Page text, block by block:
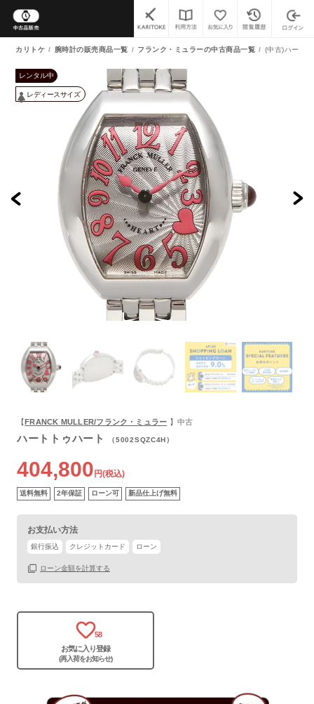
カリトケ 腕時計の販売商品一覧 フランク・ミュラーの中古商品一覧 (中古)ハート
レンタル中
レディースサイズ
【 FRANCK MULLER/フランク・ミュラー 】中古
ハートトゥハート （5002SQZC4H）
404,800 円(税込)
送料無料 2年保証 ローン可 新品仕上げ無料
お支払い方法
銀行振込 クレジットカード ローン
ローン金額を計算する
58
お気に入り登録
(再入荷をお知らせ)
よくあるご質問